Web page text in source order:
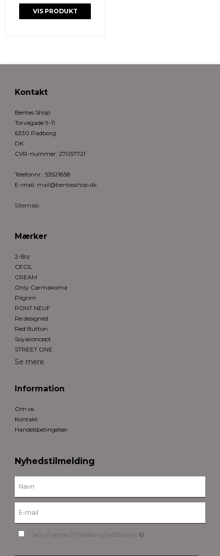
VIS PRODUKT
Kontakt
Bentes Shop
Torvegade 9-11
6330 Padborg
DK
CVR-nummer: 27057721
Telefonnr.: 53521858
E-mail: mail@bentesshop.dk
Sitemap
Mærker
2-Biz
CECIL
CREAM
Only Carmakoma
Pilgrim
PONT NEUF
Re:designed
Red Button
Soyaconcept
STREET ONE
Se mere
Information
Om os
Kontakt
Handelsbetingelser
Nyhedstilmelding
Jeg vil gerne tilmeldes nyhedsbrevet